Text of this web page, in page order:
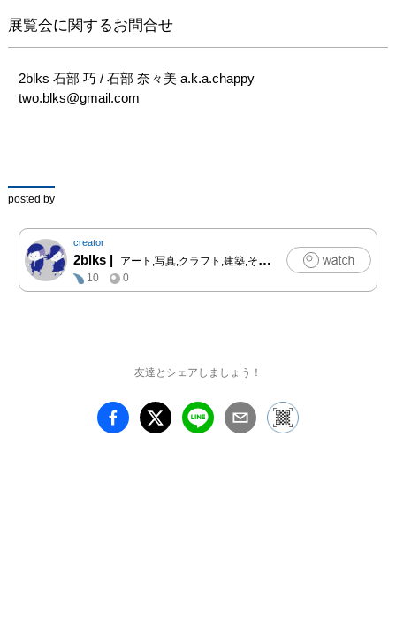
展覧会に関するお問合せ
2blks 石部 巧 / 石部 奈々美 a.k.a.chappy
two.blks@gmail.com
posted by
creator
2blks |
アート,写真,クラフト,建築,その他
10
0
友達とシェアしましょう！